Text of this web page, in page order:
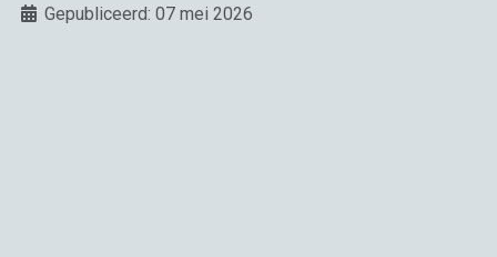
DetailsGepubliceerd: 07 mei 2026